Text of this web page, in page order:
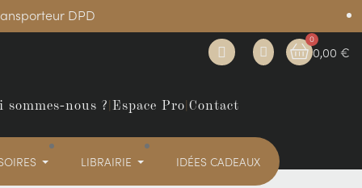
DPD
0,00 €
sommes-nous ?|Espace Pro|Contact
LIBRAIRIE IDÉES CADEAUX